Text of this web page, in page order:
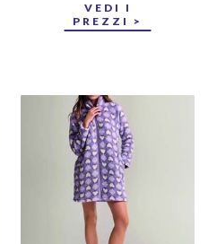
VEDI I
PREZZI >